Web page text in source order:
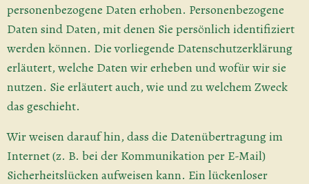
personenbezogene Daten erhoben. Personenbezogene
Daten sind Daten, mit denen Sie persönlich identifiziert
werden können. Die vorliegende Datenschutzerklärung
erläutert, welche Daten wir erheben und wofür wir sie
nutzen. Sie erläutert auch, wie und zu welchem Zweck
das geschieht.
Wir weisen darauf hin, dass die Datenübertragung im
Internet (z. B. bei der Kommunikation per E-Mail)
Sicherheitslücken aufweisen kann. Ein lückenloser